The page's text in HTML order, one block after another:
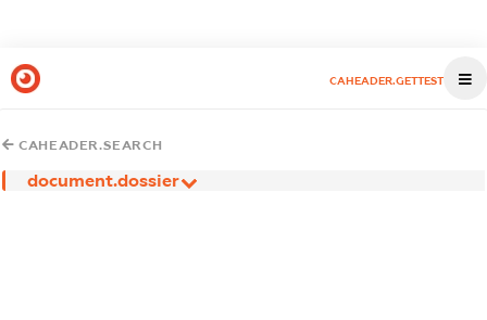
CAHEADER.GETTEST
CAHEADER.SEARCH
document.dossier